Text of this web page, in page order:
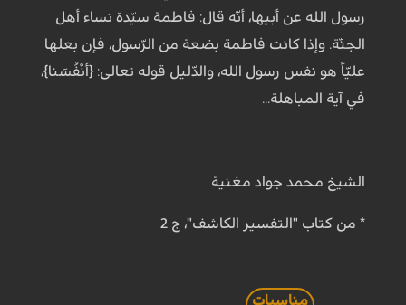
رسول الله عن أبيها، أنّه قال: فاطمة سيّدة نساء أهل
الجنّة. وإذا كانت فاطمة بضعة من الرّسول، فإن بعلها
عليّاً هو نفس رسول الله، والدّليل قوله تعالى: {أنْفُسَنا}،
في آية المباهلة...
الشيخ محمد جواد مغنية
* من كتاب "التفسير الكاشف"، ج 2
مناسبات